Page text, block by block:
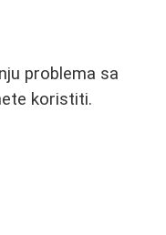
problema sa
koristiti.